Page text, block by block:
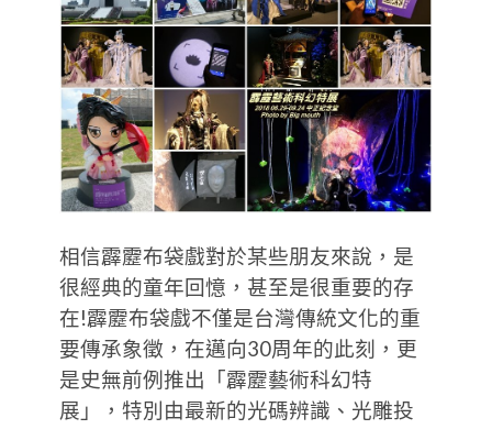
相信霹靂布袋戲對於某些朋友來說，是
很經典的童年回憶，甚至是很重要的存
在!霹靂布袋戲不僅是台灣傳統文化的重
要傳承象徵，在邁向30周年的此刻，更
是史無前例推出「霹靂藝術科幻特
展」，特別由最新的光碼辨識、光雕投